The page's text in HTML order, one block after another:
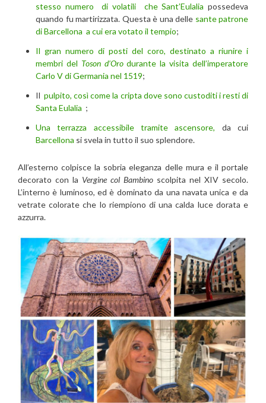
stesso numero di volatili che Sant’Eulalia possedeva
quando fu martirizzata. Questa è una delle sante patrone
di Barcellona a cui era votato il tempio;
Il gran numero di posti del coro, destinato a riunire i
membri del Toson d’Orodurante la visita dell’imperatore
Carlo V di Germania nel 1519;
Ilpulpito, così come la cripta dove sono custoditi i resti di
Santa Eulalia ;
Una terrazza accessibile tramite ascensore, da cui
Barcellona si svela in tutto il suo splendore.
All’esterno colpisce la sobria eleganza delle mura e il portale
decorato con la Vergine col Bambino scolpita nel XIV secolo.
L’interno è luminoso, ed è dominato da una navata unica e da
vetrate colorate che lo riempiono di una calda luce dorata e
azzurra.